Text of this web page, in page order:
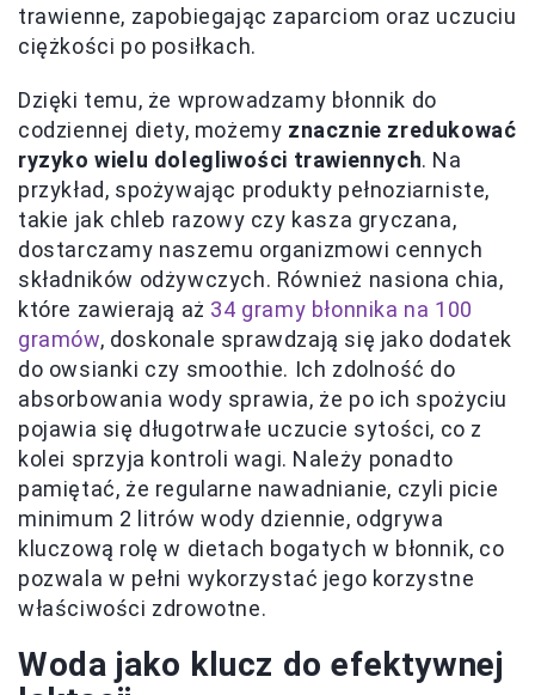
trawienne, zapobiegając zaparciom oraz uczuciu
ciężkości po posiłkach.
Dzięki temu, że wprowadzamy błonnik do
codziennej diety, możemy znacznie zredukować
ryzyko wielu dolegliwości trawiennych. Na
przykład, spożywając produkty pełnoziarniste,
takie jak chleb razowy czy kasza gryczana,
dostarczamy naszemu organizmowi cennych
składników odżywczych. Również nasiona chia,
które zawierają aż 34 gramy błonnika na 100
gramów, doskonale sprawdzają się jako dodatek
do owsianki czy smoothie. Ich zdolność do
absorbowania wody sprawia, że po ich spożyciu
pojawia się długotrwałe uczucie sytości, co z
kolei sprzyja kontroli wagi. Należy ponadto
pamiętać, że regularne nawadnianie, czyli picie
minimum 2 litrów wody dziennie, odgrywa
kluczową rolę w dietach bogatych w błonnik, co
pozwala w pełni wykorzystać jego korzystne
właściwości zdrowotne.
Woda jako klucz do efektywnej